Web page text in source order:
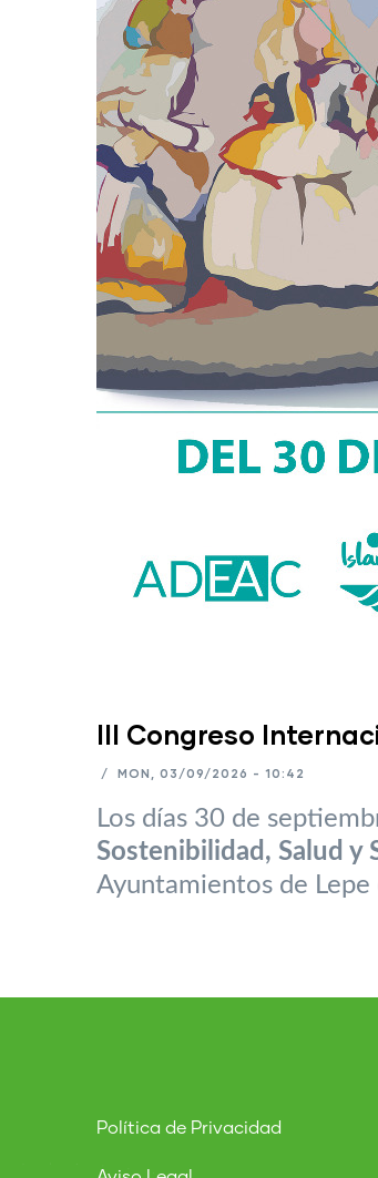
III Congreso
/ MON, 03/09/2026 - 10:42
Los días 30 de
Sostenibilidad, Salud y
Ayuntamientos de Lepe
Política de Privacidad